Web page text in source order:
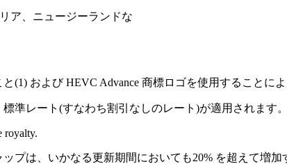
ア、ニュージーランドな
および HEVC Advance 商標ロゴを使用することに
準レート(すなわち割引なしのレート)が適用されます。
royalty.
プは、いかなる更新期間においても20% を超えて増加